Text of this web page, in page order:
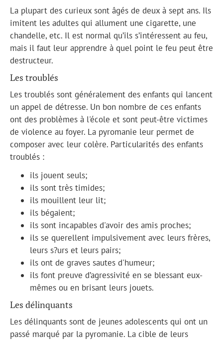
La plupart des curieux sont âgés de deux à sept ans. Ils
imitent les adultes qui allument une cigarette, une
chandelle, etc. Il est normal qu’ils s’intéressent au feu,
mais il faut leur apprendre à quel point le feu peut être
destructeur.
Les troublés
Les troublés sont généralement des enfants qui lancent
un appel de détresse. Un bon nombre de ces enfants
ont des problèmes à l'école et sont peut-être victimes
de violence au foyer. La pyromanie leur permet de
composer avec leur colère. Particularités des enfants
troublés :
ils jouent seuls;
ils sont très timides;
ils mouillent leur lit;
ils bégaient;
ils sont incapables d'avoir des amis proches;
ils se querellent impulsivement avec leurs frères,
leurs s?urs et leurs pairs;
ils ont de graves sautes d'humeur;
ils font preuve d’agressivité en se blessant eux-
mêmes ou en brisant leurs jouets.
Les délinquants
Les délinquants sont de jeunes adolescents qui ont un
passé marqué par la pyromanie. La cible de leurs